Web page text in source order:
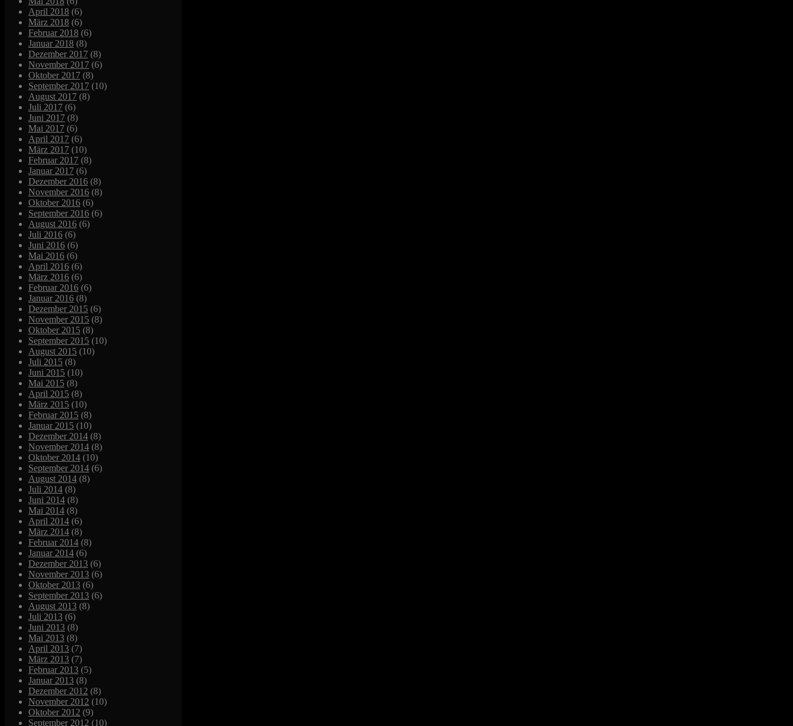
April 2018 (6)
März 2018 (6)
Februar 2018 (6)
Januar 2018 (8)
Dezember 2017 (8)
November 2017 (6)
Oktober 2017 (8)
September 2017 (10)
August 2017 (8)
Juli 2017 (6)
Juni 2017 (8)
Mai 2017 (6)
April 2017 (6)
März 2017 (10)
Februar 2017 (8)
Januar 2017 (6)
Dezember 2016 (8)
November 2016 (8)
Oktober 2016 (6)
September 2016 (6)
August 2016 (6)
Juli 2016 (6)
Juni 2016 (6)
Mai 2016 (6)
April 2016 (6)
März 2016 (6)
Februar 2016 (6)
Januar 2016 (8)
Dezember 2015 (6)
November 2015 (8)
Oktober 2015 (8)
September 2015 (10)
August 2015 (10)
Juli 2015 (8)
Juni 2015 (10)
Mai 2015 (8)
April 2015 (8)
März 2015 (10)
Februar 2015 (8)
Januar 2015 (10)
Dezember 2014 (8)
November 2014 (8)
Oktober 2014 (10)
September 2014 (6)
August 2014 (8)
Juli 2014 (8)
Juni 2014 (8)
Mai 2014 (8)
April 2014 (6)
März 2014 (8)
Februar 2014 (8)
Januar 2014 (6)
Dezember 2013 (6)
November 2013 (6)
Oktober 2013 (6)
September 2013 (6)
August 2013 (8)
Juli 2013 (6)
Juni 2013 (8)
Mai 2013 (8)
April 2013 (7)
März 2013 (7)
Februar 2013 (5)
Januar 2013 (8)
Dezember 2012 (8)
November 2012 (10)
Oktober 2012 (9)
September 2012 (10)